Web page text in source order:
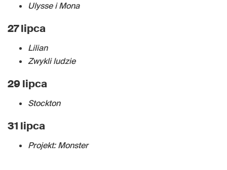
Ulysse i Mona
27 lipca
Lilian
Zwykli ludzie
29 lipca
Stockton
31 lipca
Projekt: Monster